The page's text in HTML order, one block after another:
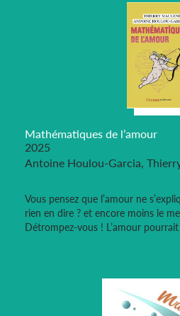
Mathématiques de l’amour
2025
Antoine Houlou-Garcia,
Vous pensez que l’amour ne
rien en dire ? et encore moins le
Détrompez-vous ! L’amour